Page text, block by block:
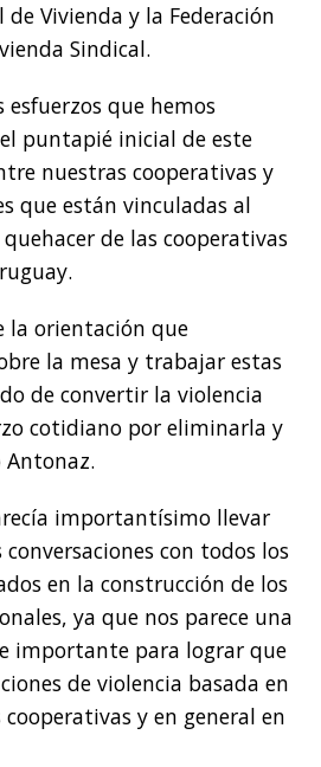
de Vivienda y la Federación
Sindical.
esfuerzos que hemos
puntapié inicial de este
nuestras cooperativas y
que están vinculadas al
de las cooperativas
la orientación que
la mesa y trabajar estas
de convertir la violencia
cotidiano por eliminarla y
Antonaz.
importantísimo llevar
con todos los
en la construcción de los
ya que nos parece una
importante para lograr que
de violencia basada en
y en general en